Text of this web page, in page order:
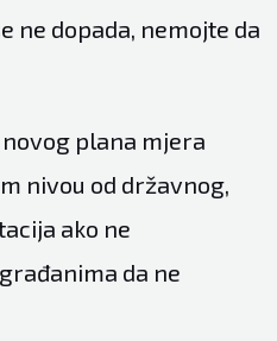
ne dopada, nemojte da
novog plana mjera
nivou od državnog,
ako ne
da ne